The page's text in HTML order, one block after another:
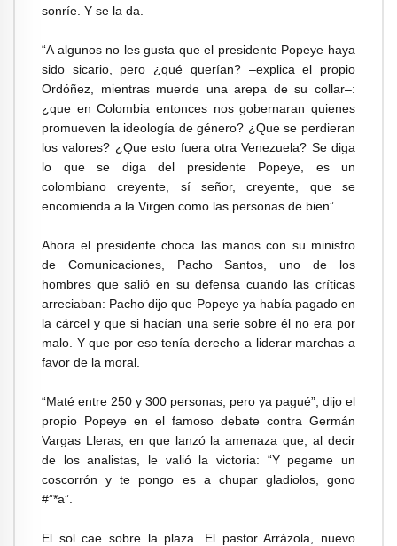
sonríe. Y se la da.
“A algunos no les gusta que el presidente Popeye haya
sido sicario, pero ¿qué querían? –explica el propio
Ordóñez, mientras muerde una arepa de su collar–:
¿que en Colombia entonces nos gobernaran quienes
promueven la ideología de género? ¿Que se perdieran
los valores? ¿Que esto fuera otra Venezuela? Se diga
lo que se diga del presidente Popeye, es un
colombiano creyente, sí señor, creyente, que se
encomienda a la Virgen como las personas de bien”.
Ahora el presidente choca las manos con su ministro
de Comunicaciones, Pacho Santos, uno de los
hombres que salió en su defensa cuando las críticas
arreciaban: Pacho dijo que Popeye ya había pagado en
la cárcel y que si hacían una serie sobre él no era por
malo. Y que por eso tenía derecho a liderar marchas a
favor de la moral.
“Maté entre 250 y 300 personas, pero ya pagué”, dijo el
propio Popeye en el famoso debate contra Germán
Vargas Lleras, en que lanzó la amenaza que, al decir
de los analistas, le valió la victoria: “Y pegame un
coscorrón y te pongo es a chupar gladiolos, gono
#”*a”.
El sol cae sobre la plaza. El pastor Arrázola, nuevo